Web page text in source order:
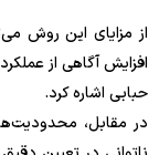
از مزایای این روش
افزایش آگاهی از
حبابی اشاره کرد.
در مقابل،